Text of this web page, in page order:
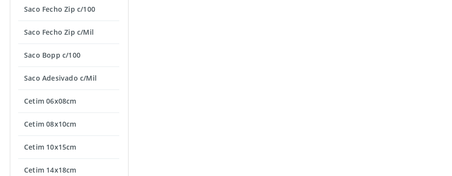
Saco Fecho Zip c/100
Saco Fecho Zip c/Mil
Saco Bopp c/100
Saco Adesivado c/Mil
Cetim 06x08cm
Cetim 08x10cm
Cetim 10x15cm
Cetim 14x18cm